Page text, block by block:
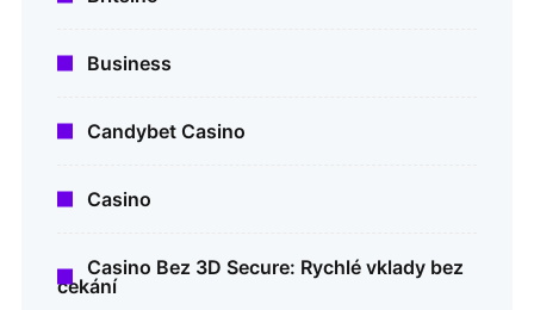
Business
Candybet Casino
Casino
Casino Bez 3D Secure: Rychlé vklady bez
čekání